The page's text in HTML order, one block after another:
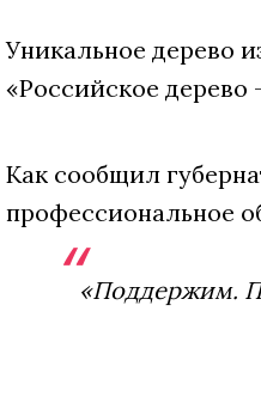
Уникальное дерево
«Российское дерево
Как сообщил
профессиональное
«Поддержим.